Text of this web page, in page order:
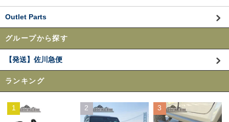
Outlet Parts
グループから探す
【発送】佐川急便
ランキング
1 2 3